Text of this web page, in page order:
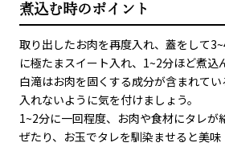
煮込む時のポイント
取り出したお肉を再度入れ、蓋をして
に極たまスイート入れ、1~2分ほど煮込
白滝はお肉を固くする成分が含まれて
入れないように気を付けましょう。
1~2分に一回程度、お肉や食材にタレが
ぜたり、お玉でタレを馴染ませると美味